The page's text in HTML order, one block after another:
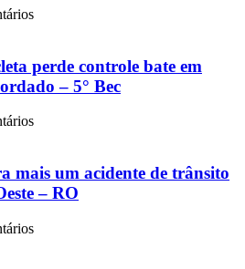
perde controle bate em
– 5° Bec
mais um acidente de trânsito
– RO